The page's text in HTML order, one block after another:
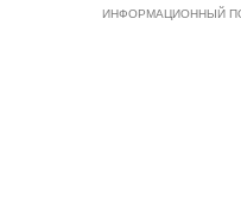
ИНФОРМАЦИОННЫЙ